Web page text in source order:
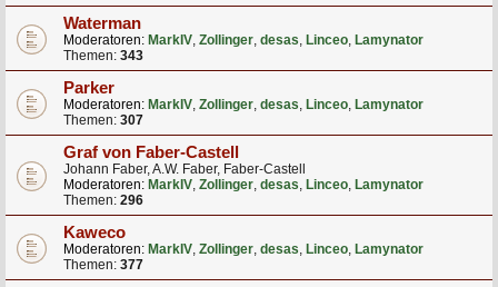
Waterman
Moderatoren: MarkIV, Zollinger, desas, Linceo, Lamynator
Themen: 343
Parker
Moderatoren: MarkIV, Zollinger, desas, Linceo, Lamynator
Themen: 307
Graf von Faber-Castell
Johann Faber, A.W. Faber, Faber-Castell
Moderatoren: MarkIV, Zollinger, desas, Linceo, Lamynator
Themen: 296
Kaweco
Moderatoren: MarkIV, Zollinger, desas, Linceo, Lamynator
Themen: 377